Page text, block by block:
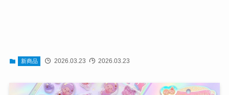
新商品 2026.03.23 2026.03.23